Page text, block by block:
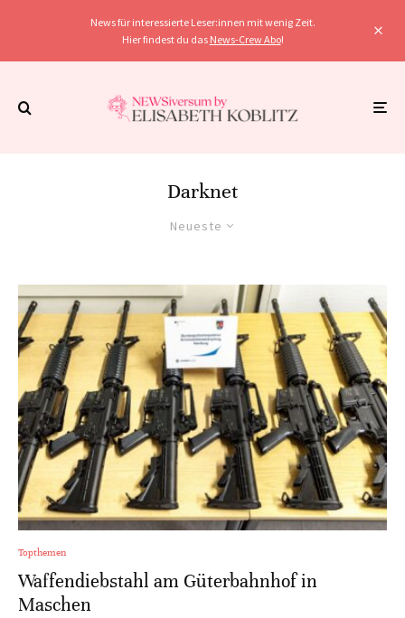
News für interessierte Leser:innen mit wenig Zeit.
Hier findest du das News-Crew Abo!
Darknet
Neueste
Topthemen
Waffendiebstahl am Güterbahnhof in
Maschen